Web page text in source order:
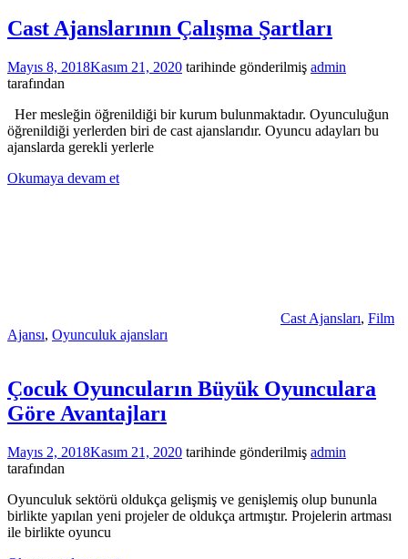
Cast Ajanslarının Çalışma Şartları
Mayıs 8, 2018Kasım 21, 2020 tarihinde gönderilmiş admin
tarafından
Her mesleğin öğrenildiği bir kurum bulunmaktadır. Oyunculuğun
öğrenildiği yerlerden biri de cast ajanslarıdır. Oyuncu adayları bu
ajanslarda gerekli yerlerle
Okumaya devam et
Cast Ajansları, Film
Ajansı, Oyunculuk ajansları
Çocuk Oyuncuların Büyük Oyunculara
Göre Avantajları
Mayıs 2, 2018Kasım 21, 2020 tarihinde gönderilmiş admin
tarafından
Oyunculuk sektörü oldukça gelişmiş ve genişlemiş olup bununla
birlikte yapılan yeni projeler de oldukça artmıştır. Projelerin artması
ile birlikte oyuncu